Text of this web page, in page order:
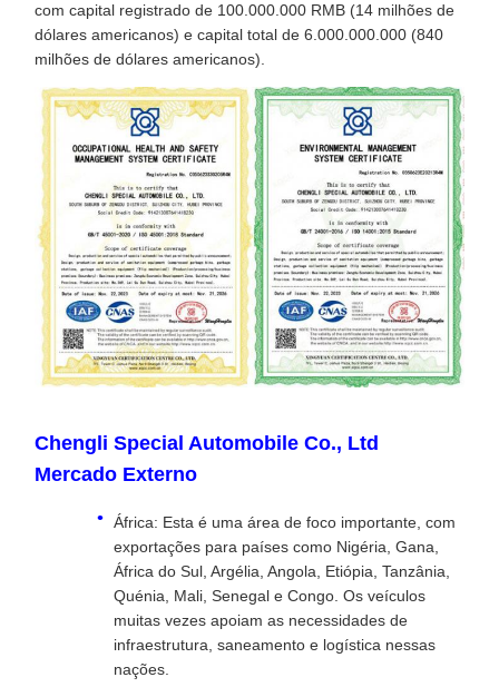
com capital registrado de 100.000.000 RMB (14 milhões de
dólares americanos) e capital total de 6.000.000.000 (840
milhões de dólares americanos).
Chengli Special Automobile Co., Ltd
Mercado Externo
África: Esta é uma área de foco importante, com
exportações para países como Nigéria, Gana,
África do Sul, Argélia, Angola, Etiópia, Tanzânia,
Quénia, Mali, Senegal e Congo. Os veículos
muitas vezes apoiam as necessidades de
infraestrutura, saneamento e logística nessas
nações.